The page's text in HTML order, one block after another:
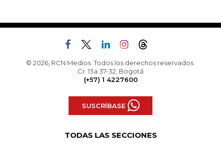
© 2026, RCN Medios. Todos los derechos reservados.
Cr. 13a 37-32, Bogotá
(+57) 1 4227600
SUSCRÍBASE
TODAS LAS SECCIONES